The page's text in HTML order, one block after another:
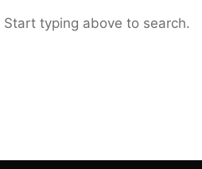
Start typing above to search.